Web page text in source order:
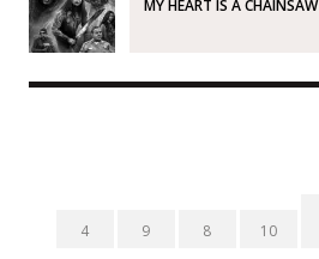
MY HEART IS A CHAINSAW
4
9
8
10